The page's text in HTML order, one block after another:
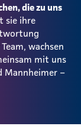
die zu uns
sie ihre
wachsen
mit uns
Mannheimer –